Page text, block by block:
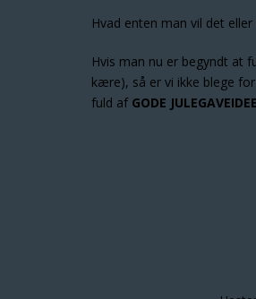
Hvad enten man vil det
Hvis man nu er begyndt at
kære), så er vi ikke blege
fuld af GODE